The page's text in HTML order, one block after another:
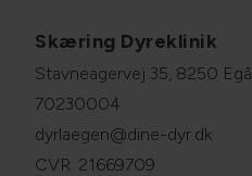
Skæring Dyreklinik
Stavneagervej 35, 8250 Egå
70230004
dyrlaegen@dine-dyr.dk
CVR: 21669709